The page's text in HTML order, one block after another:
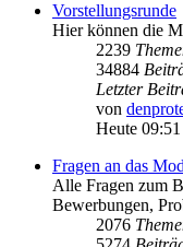
Vorstellungsrunde
Hier können die
2239
34884
Letzter
von
Heute 09:51
Fragen an das
Alle Fragen zum
Bewerbungen,
2076